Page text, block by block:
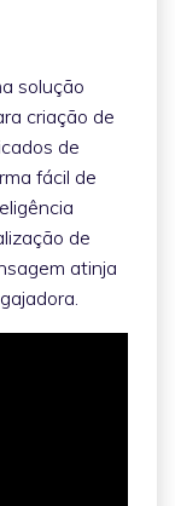
solução
criação de
de
fácil de
de
atinja